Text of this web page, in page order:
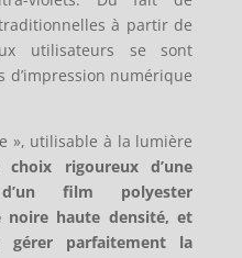
à partir de
utilisateurs se sont
numérique
», utilisable à la lumière
choix rigoureux d’une
film polyester
noire haute densité, et
gérer parfaitement la